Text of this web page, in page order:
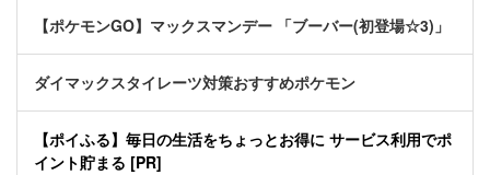
【ポケモンGO】マックスマンデー 「ブーバー(初登場☆3)」
ダイマックスタイレーツ対策おすすめポケモン
【ポイふる】毎日の生活をちょっとお得に サービス利用でポ
イント貯まる [PR]